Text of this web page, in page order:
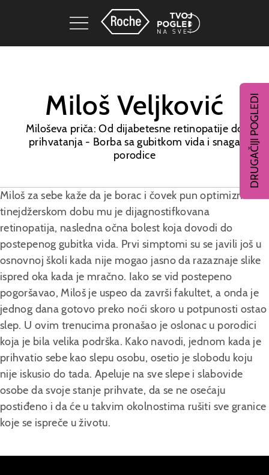
Senilna degeneracija makule
Dijabetesno oboljenje očiju
Okluzija retinalne vene
Očima svedočim: Lična iskustva
oftalmoloških pacijenata
Pogled lekara na važne oftalmološke
Aktuelne novosti iz sveta
DRUGAČIJI POGLEDI
Miloš Veljković
Miloševa priča: Od dijabetesne retinopatije do
prihvatanja - Borba sa gubitkom vida i snaga
porodice
Miloš za sebe kaže da je borac i čovek pun optimizma. U
tinejdžerskom dobu mu je dijagnostifkovana
retinopatija, nasledna očna bolest koja dovodi do
postepenog gubitka vida. Prvi simptomi su se javili još u
osnovnoj školi kada nije mogao jasno da razaznaje slike
ispred oka kada je mračno. Iako se vid postepeno
pogoršavao, Miloš je uspeo da završi fakultet, a onda je
jednog dana gotovo preko noći skoro u potpunosti ostao
slep. U ovim trenucima pronašao je oslonac u porodici
koja je bila velika podrška. Kako navodi, jednom kada je
prihvatio sebe kao slepu osobu, osetio je slobodu koju
nije iskusio do tada. Apeluje na sve slepe i slabovide
osobe da svoje stanje prihvate, da se ne osećaju
postiđeno i da će u takvim okolnostima rušiti sve granice
koje se ispreče u životu.